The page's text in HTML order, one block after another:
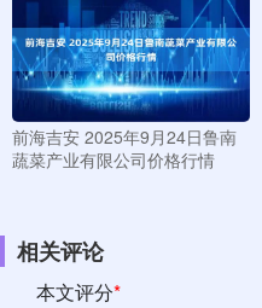
前海吉安 2025年9月24日鲁南
蔬菜产业有限公司价格行情
相关评论
本文评分*